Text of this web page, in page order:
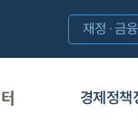
경제정책
재정·금융